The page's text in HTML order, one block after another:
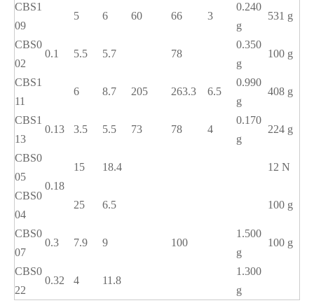
CBS1
09
0.1
5 6 60 66 3
0.240
g
531 g
CBS0
02
5.5 5.7 78
0.350
g
100 g
CBS1
11
6 8.7 205 263.3 6.5
0.990
g
408 g
CBS1
13
0.13 3.5 5.5 73 78 4
0.170
g
224 g
CBS0
05
0.18
15 18.4 12 N
CBS0
04
25 6.5 100 g
CBS0
07
0.3 7.9 9 100
1.500
g
100 g
CBS0
22
0.32 4 11.8
1.300
g